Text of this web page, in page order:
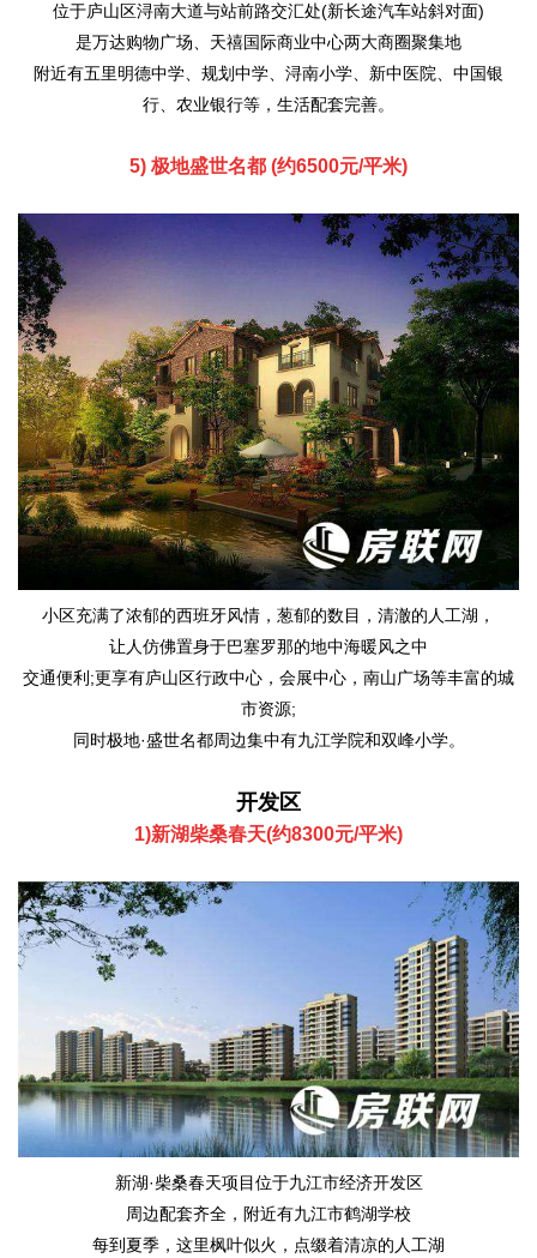
位于庐山区浔南大道与站前路交汇处(新长途汽车站斜对面)
是万达购物广场、天禧国际商业中心两大商圈聚集地
附近有五里明德中学、规划中学、浔南小学、新中医院、中国银
行、农业银行等，生活配套完善。
5) 极地盛世名都 (约6500元/平米)
小区充满了浓郁的西班牙风情，葱郁的数目，清澈的人工湖，
让人仿佛置身于巴塞罗那的地中海暖风之中
交通便利;更享有庐山区行政中心，会展中心，南山广场等丰富的城
市资源;
同时极地·盛世名都周边集中有九江学院和双峰小学。
开发区
1)新湖柴桑春天(约8300元/平米)
新湖·柴桑春天项目位于九江市经济开发区
周边配套齐全，附近有九江市鹤湖学校
每到夏季，这里枫叶似火，点缀着清凉的人工湖